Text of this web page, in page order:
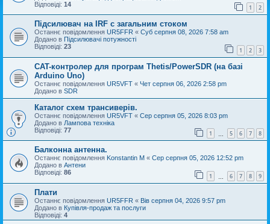
Відповіді: 14 1 2
Підсилювач на IRF с загальним стоком
Останнє повідомлення UR5FFR « Суб серпня 08, 2026 7:58 am
Додано в Підсилювачі потужності
Відповіді: 23 1 2 3
CAT-контролер для програм Thetis/PowerSDR (на базі
Arduino Uno)
Останнє повідомлення UR5VFT « Чет серпня 06, 2026 2:58 pm
Додано в SDR
Каталог схем трансиверів.
Останнє повідомлення UR5VFT « Сер серпня 05, 2026 8:03 pm
Додано в Лампова техніка
Відповіді: 77 1 5 6 7 8
Балконна антенна.
Останнє повідомлення Konstantin M « Сер серпня 05, 2026 12:52 pm
Додано в Антени
Відповіді: 86 1 6 7 8 9
Плати
Останнє повідомлення UR5FFR « Вів серпня 04, 2026 9:57 pm
Додано в Купівля-продаж та послуги
Відповіді: 4